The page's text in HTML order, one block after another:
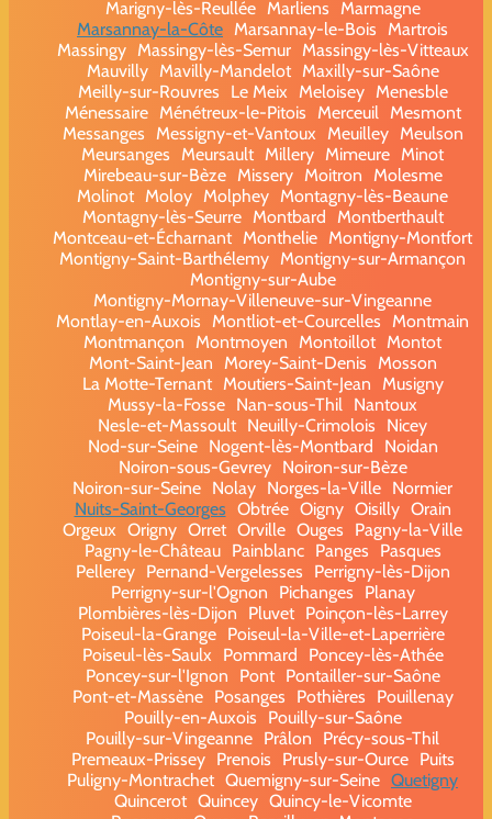
Marigny-lès-Reullée
Marliens
Marmagne
Marsannay-la-Côte Marsannay-le-Bois
Martrois
Massingy
Massingy-lès-Semur
Massingy-lès-Vitteaux
Mauvilly
Mavilly-Mandelot
Maxilly-sur-Saône
Meilly-sur-Rouvres
Le Meix Meloisey
Menesble
Ménessaire
Ménétreux-le-Pitois Merceuil
Mesmont
Messanges
Messigny-et-Vantoux Meuilley
Meulson
Meursanges
Meursault Millery Mimeure Minot
Mirebeau-sur-Bèze
Missery Moitron
Molesme
Molinot Moloy Molphey Montagny-lès-Beaune
Montagny-lès-Seurre
Montbard
Montberthault
Montceau-et-Écharnant Monthelie Montigny-Montfort
Montigny-Saint-Barthélemy Montigny-sur-Armançon
Montigny-sur-Aube
Montigny-Mornay-Villeneuve-sur-Vingeanne
Montlay-en-Auxois
Montliot-et-Courcelles
Montmain
Montmançon
Montmoyen Montoillot Montot
Mont-Saint-Jean
Morey-Saint-Denis
Mosson
La Motte-Ternant
Moutiers-Saint-Jean
Musigny
Mussy-la-Fosse Nan-sous-Thil
Nantoux
Nesle-et-Massoult Neuilly-Crimolois
Nicey
Nod-sur-Seine
Nogent-lès-Montbard
Noidan
Noiron-sous-Gevrey
Noiron-sur-Bèze
Noiron-sur-Seine Nolay Norges-la-Ville Normier
Nuits-Saint-Georges Obtrée Oigny Oisilly Orain
Orgeux Origny Orret Orville Ouges
Pagny-la-Ville
Pagny-le-Château
Painblanc Panges
Pasques
Pellerey
Pernand-Vergelesses
Perrigny-lès-Dijon
Perrigny-sur-l'Ognon
Pichanges
Planay
Plombières-lès-Dijon
Pluvet
Poinçon-lès-Larrey
Poiseul-la-Grange
Poiseul-la-Ville-et-Laperrière
Poiseul-lès-Saulx
Pommard
Poncey-lès-Athée
Poncey-sur-l'Ignon
Pont
Pontailler-sur-Saône
Pont-et-Massène
Posanges Pothières
Pouillenay
Pouilly-en-Auxois
Pouilly-sur-Saône
Pouilly-sur-Vingeanne Prâlon
Précy-sous-Thil
Premeaux-Prissey
Prenois Prusly-sur-Ource
Puits
Puligny-Montrachet Quemigny-sur-Seine Quetigny
Quincerot Quincey Quincy-le-Vicomte